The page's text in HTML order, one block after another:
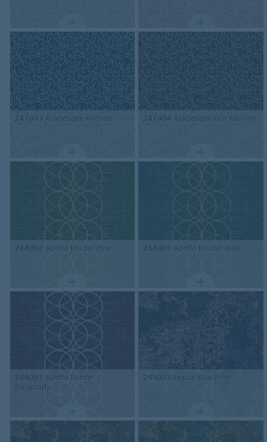
247003 Arabesque Ardoise 247004 Arabesque Gris Marron
244002 Apollo Border Pine 244003 Apollo Border Jade
244001 Apollo Border
Burgundy
245003 Jaipur Blue John